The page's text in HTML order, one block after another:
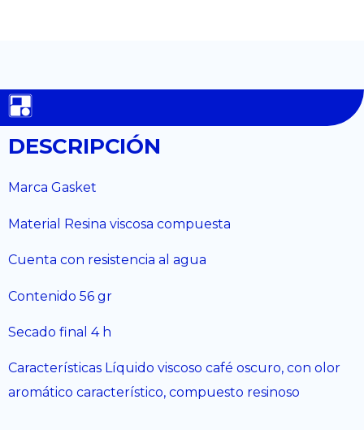
DESCRIPCIÓN
Marca Gasket
Material Resina viscosa compuesta
Cuenta con resistencia al agua
Contenido 56 gr
Secado final 4 h
Características Líquido viscoso café oscuro, con olor
aromático característico, compuesto resinoso